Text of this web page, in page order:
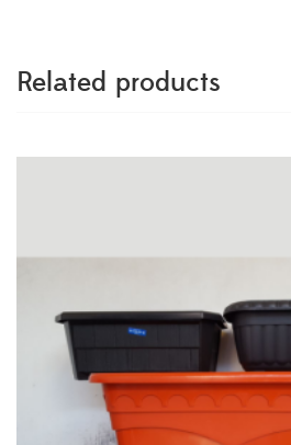
Related products